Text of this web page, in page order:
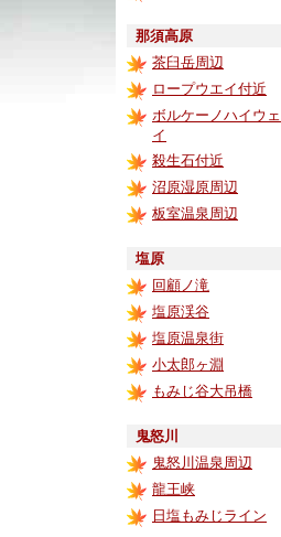
那須高原
茶臼岳周辺
ロープウエイ付近
ボルケーノハイウェ
イ
殺生石付近
沼原湿原周辺
板室温泉周辺
塩原
回顧ノ滝
塩原渓谷
塩原温泉街
小太郎ヶ淵
もみじ谷大吊橋
鬼怒川
鬼怒川温泉周辺
龍王峡
日塩もみじライン